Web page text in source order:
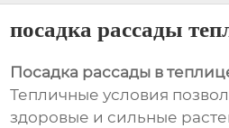
посадка рассады
Посадка рассады в
Тепличные условия
здоровые и сильные